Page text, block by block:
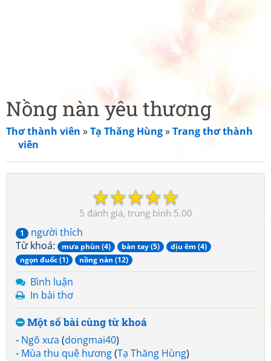
Nồng nàn yêu thương
Thơ thành viên »Tạ Thăng Hùng»Trang thơ thành
viên
☆
☆
☆
☆
☆
5 5.00
1
người thích
Từ khoá:
mưa phùn (4) bàn tay (5)
dịu êm (4)
ngọn đuốc (1)
nồng nàn (12)
Bình luận
In bài thơ
Một số bài cùng từ khoá
- Ngõ xưa (dongmai40)
- Mùa thu quê hương(Tạ Thăng Hùng)